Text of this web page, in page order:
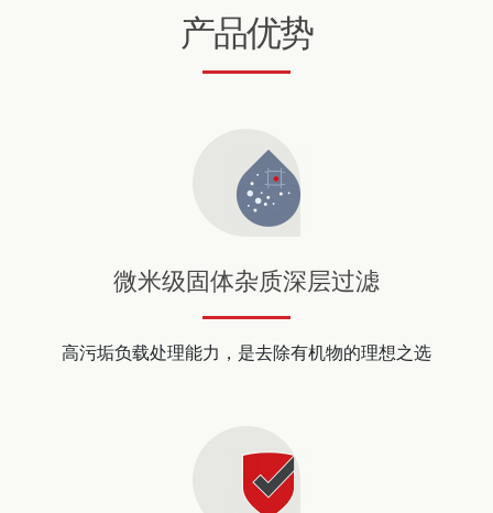
产品优势
微米级固体杂质深层过滤
高污垢负载处理能力，是去除有机物的理想之选